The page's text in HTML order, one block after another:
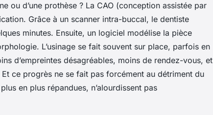
ou d’une prothèse ? La CAO (conception assistée par
Grâce à un scanner intra-buccal, le dentiste
minutes. Ensuite, un logiciel modélise la pièce
L’usinage se fait souvent sur place, parfois en
d’empreintes désagréables, moins de rendez-vous, et
ce progrès ne se fait pas forcément au détriment du
en plus répandues, n’alourdissent pas